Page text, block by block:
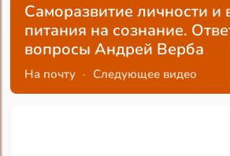
Саморазвитие личности и
питания на сознание.
вопросы Андрей Верба
На почту · Следующее видео